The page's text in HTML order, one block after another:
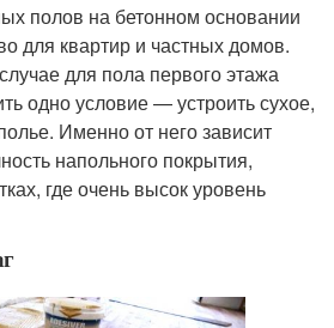
полов на бетонном основании
для квартир и частных домов.
для пола первого этажа
одно условие — устроить сухое,
Именно от него зависит
напольного покрытия,
где очень высок уровень